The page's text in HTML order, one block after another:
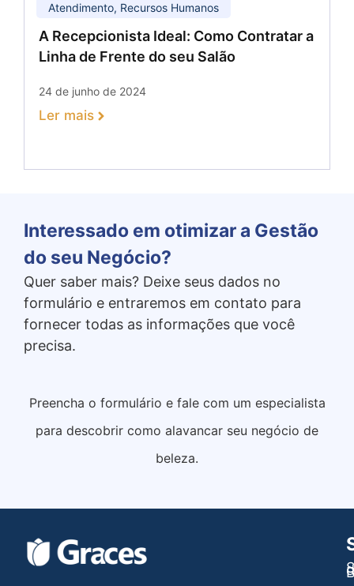
Atendimento, Recursos Humanos
A Recepcionista Ideal: Como Contratar a
Linha de Frente do seu Salão
24 de junho de 2024
Ler mais
Interessado em otimizar a Gestão
do seu Negócio?
Quer saber mais? Deixe seus dados no
formulário e entraremos em contato para
fornecer todas as informações que você
precisa.
Preencha o formulário e fale com um especialista
para descobrir como alavancar seu negócio de
beleza.